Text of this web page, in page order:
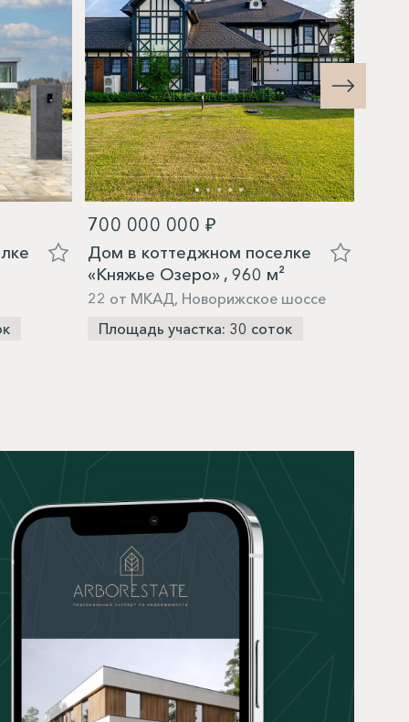
700 000 000 ₽
Дом в коттеджном поселке
«Княжье Озеро» , 960 м²
22 от МКАД, Новорижское шоссе
Площадь участка: 30 соток